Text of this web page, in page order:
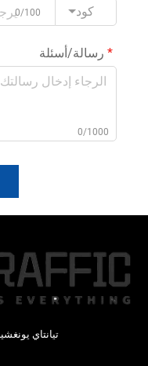
كود
0/100
رسالة/أسئلة
0/1000
تيانتاي